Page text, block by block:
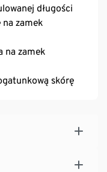
długości
na zamek
na zamek
skórę